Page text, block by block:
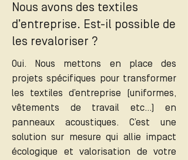
Nous avons des textiles
d’entreprise. Est-il possible de
les revaloriser ?
Oui. Nous mettons en place des
projets spécifiques pour transformer
les textiles d’entreprise (uniformes,
vêtements de travail etc...) en
panneaux acoustiques. C’est une
solution sur mesure qui allie impact
écologique et valorisation de votre